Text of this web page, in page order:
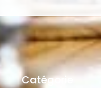
Catégorie